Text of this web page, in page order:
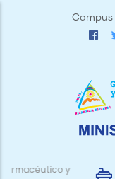
Campus
Trámite de